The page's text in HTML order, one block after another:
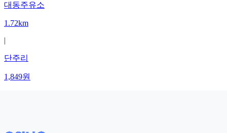
대동주유소
1.72km
|
단주리
1,849원